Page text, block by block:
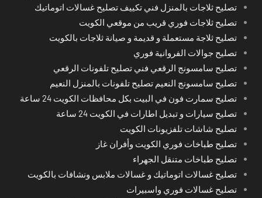
تصليح ثلاجات بالمنزل فني تكييف تصليح غسالات اتوماتيك
تصليح ثلاجات فوري قريب من موقعي الكويت
تصليح ثلاجة مستعملة و قديمة و صيانة ثلاجات بالكويت
تصليح جوالات الفروانية فوري
تصليح سامسونج الرقعي فني تصليح تلفونات الرقعي
تصليح سامسونج النعيم تصليح تلفونات بالمنزل النعيم
تصليح سمارت فون في البيت بكل محافظات الكويت 24 ساعة
تصليح سيارات و تبديل اطارات في الكويت 24 ساعة
تصليح شاشات تلفزيونات الكويت
تصليح طباخات فوري الكويت وأفران غاز
تصليح طباخات متنقل الجهراء
تصليح غسالات اتوماتيك و غسالات ملابس ونشافات بالكويت
تصليح غسالات فوري واسبيرات